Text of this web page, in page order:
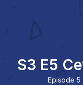
S3 E5
Episode 5